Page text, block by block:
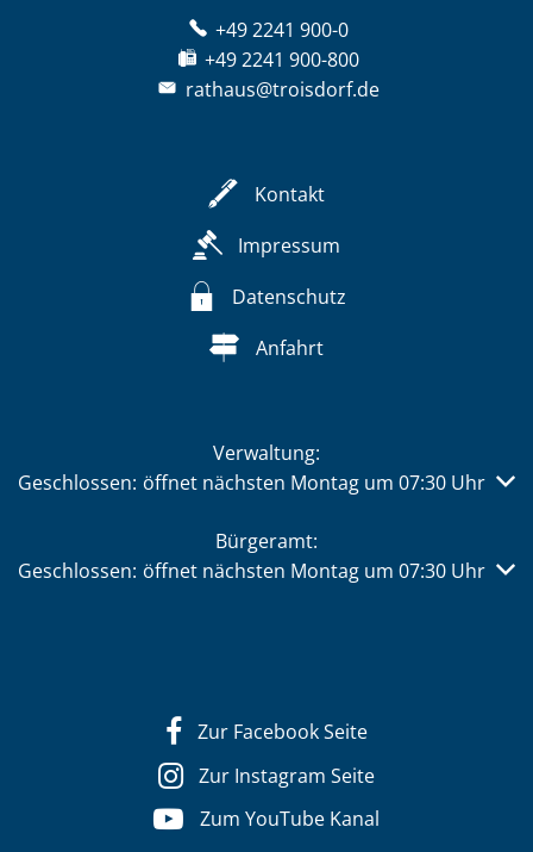
+49 2241 900-0
+49 2241 900-800
rathaus@troisdorf.de
Kontakt
Impressum
Datenschutz
Anfahrt
Verwaltung:
Klicken, um weitere Öffnungs- oder Schließzeiten
Geschlossen: öffnet nächsten Montag um 07:30 Uhr
Bürgeramt:
Klicken, um weitere Öffnungs- oder Schließzeiten
Geschlossen: öffnet nächsten Montag um 07:30 Uhr
Zur Facebook Seite
Zur Instagram Seite
Zum YouTube Kanal